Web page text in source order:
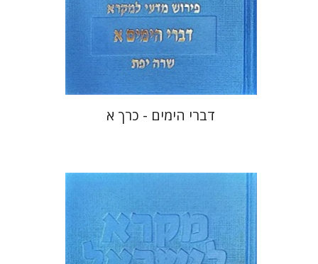
הנחת אתר ספר מודפס
$53
$48
דברי הימים - כרך א
שרה יפת